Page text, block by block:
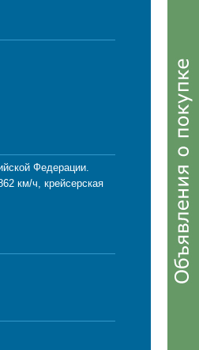
Федерации.
км/ч, крейсерская